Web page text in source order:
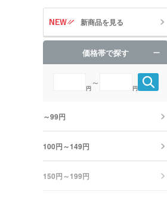
新商品を見る
価格帯で探す
円
～
円
～99円
100円～149円
150円～199円